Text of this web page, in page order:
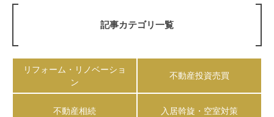
記事カテゴリ一覧
リフォーム・リノベーショ
ン
不動産投資売買
不動産相続 入居斡旋・空室対策